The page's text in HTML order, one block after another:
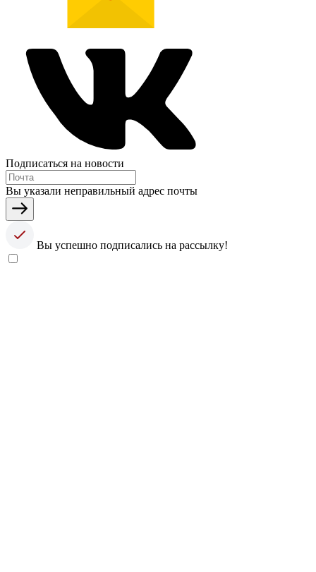
Подписаться на новости
Вы указали неправильный адрес почты
Вы успешно подписались на рассылку!